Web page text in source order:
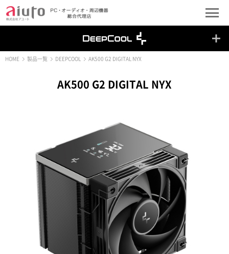
HOME 製品一覧 DEEPCOOL AK500 G2 DIGITAL NYX
AK500 G2 DIGITAL NYX